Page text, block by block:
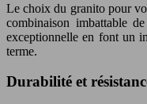
Le choix du granito pour
combinaison imbattable
exceptionnelle en font un
terme.
Durabilité et